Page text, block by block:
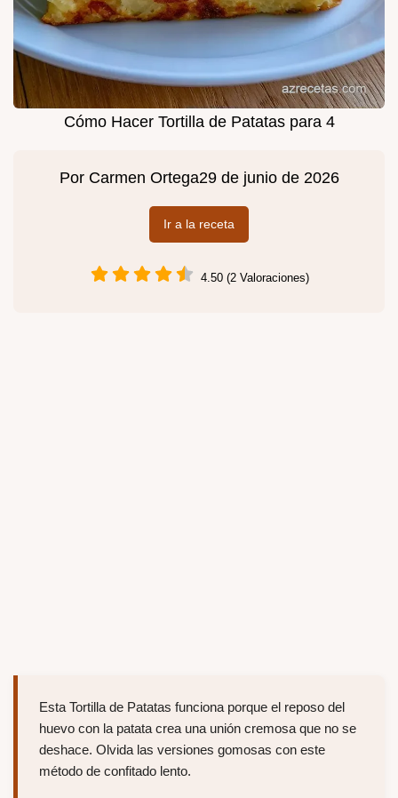
Cómo Hacer Tortilla de Patatas para 4
Por Carmen Ortega29 de junio de 2026
Ir a la receta
4.50 (2 Valoraciones)
Esta Tortilla de Patatas funciona porque el reposo del
huevo con la patata crea una unión cremosa que no se
deshace. Olvida las versiones gomosas con este
método de confitado lento.